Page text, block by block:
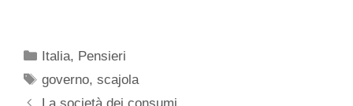
Categorie
Italia, Pensieri
Tag
governo,scajola
La società dei consumi